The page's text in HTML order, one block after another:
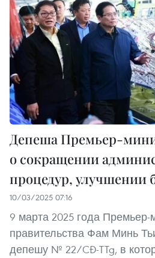
Депеша Премьер-
о сокращении
процедур, улучшении
10/03/2025 07:16
9 марта 2025 года Премьер-
правительства Фам Минь
депешу № 22/CĐ-TTg, в